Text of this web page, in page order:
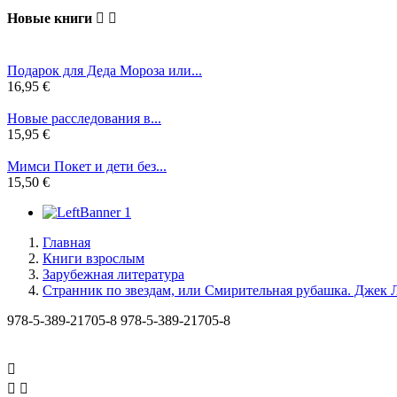
Новые книги  
Подарок для Деда Мороза или...
16,95 €
Новые расследования в...
15,95 €
Мимси Покет и дети без...
15,50 €
Главная
Книги взрослым
Зарубежная литература
Странник по звездам, или Смирительная рубашка. Джек
978-5-389-21705-8 978-5-389-21705-8

 